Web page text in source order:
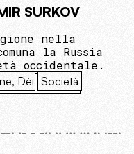
SURKOV
nella
la Russia
occidentale.
Dèi Società